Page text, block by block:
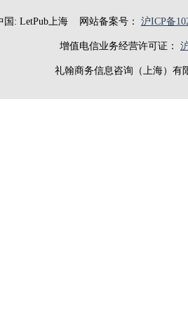
国: LetPub上海网站备案号： 沪ICP备
增值电信业务经营许可证：
礼翰商务信息咨询（上海）